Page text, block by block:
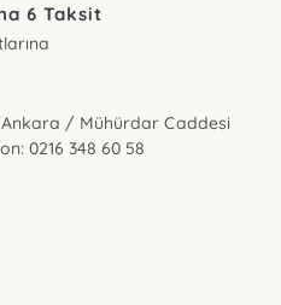
6 Taksit
Ankara / Mühürdar Caddesi
0216 348 60 58